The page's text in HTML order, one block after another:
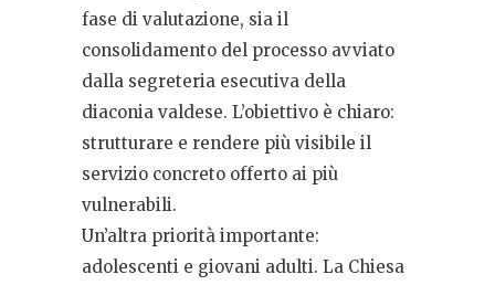
fase di valutazione, sia il
consolidamento del processo avviato
dalla segreteria esecutiva della
diaconia valdese. L’obiettivo è chiaro:
strutturare e rendere più visibile il
servizio concreto offerto ai più
vulnerabili.
Un’altra priorità importante:
adolescenti e giovani adulti. La Chiesa